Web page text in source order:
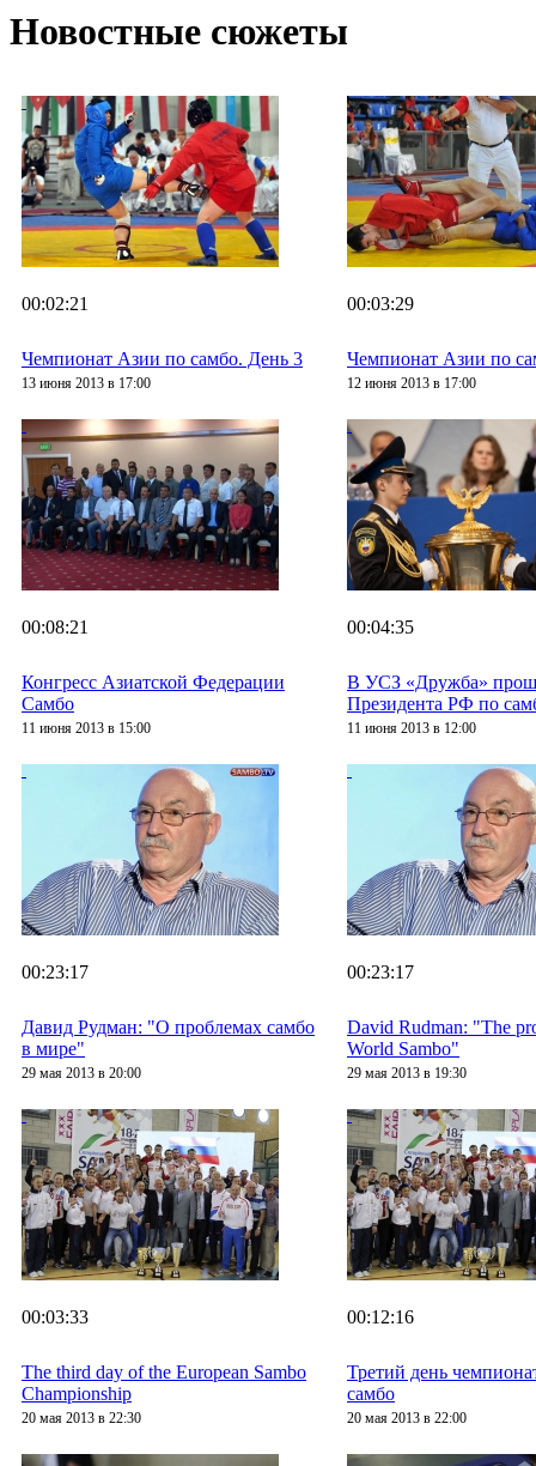
Новостные сюжеты
00:02:21
Чемпионат Азии по самбо. День 3
13 июня 2013 в 17:00
00:03:29
Чемпионат Азии по
12 июня 2013 в 17:00
00:08:21
Конгресс Азиатской Федерации
Самбо
11 июня 2013 в 15:00
00:04:35
В УСЗ «Дружба»
Президента РФ по
11 июня 2013 в 12:00
00:23:17
Давид Рудман: "О проблемах самбо
в мире"
29 мая 2013 в 20:00
00:23:17
David Rudman: "The
World Sambo"
29 мая 2013 в 19:30
00:03:33
The third day of the European Sambo
Championship
20 мая 2013 в 22:30
00:12:16
Третий день
самбо
20 мая 2013 в 22:00